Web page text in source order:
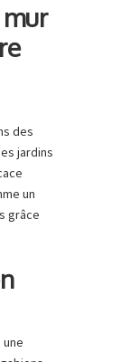
des
jardins
un
grâce